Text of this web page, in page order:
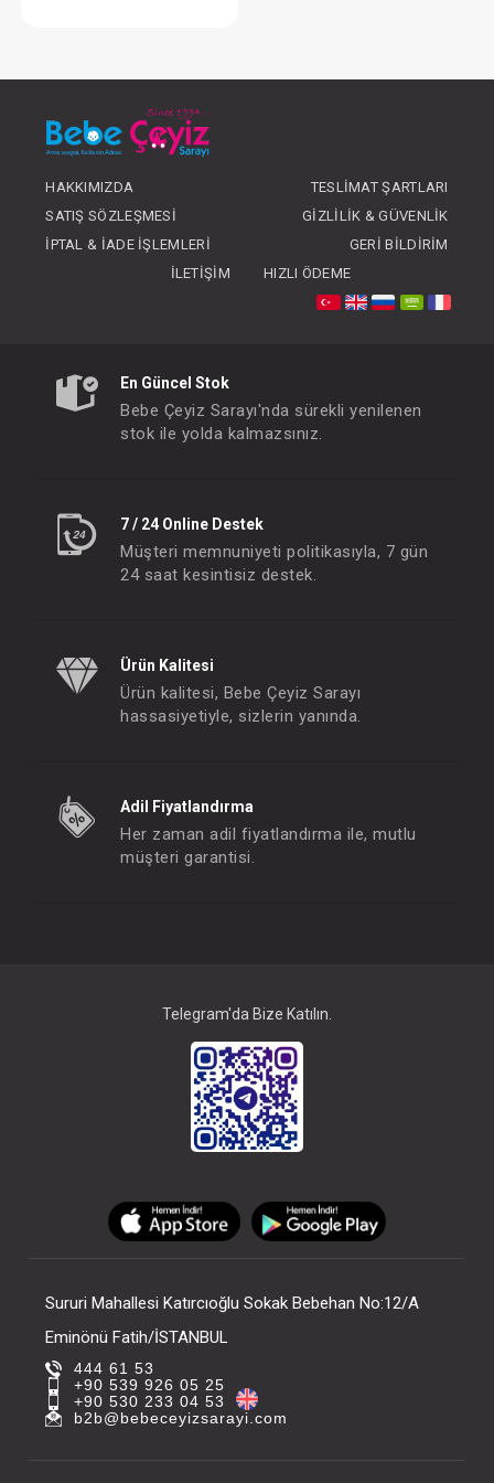
OLUNUZ
HAKKIMIZDA
TESLIMAT ŞARTLARI
SATIŞ SÖZLEŞMESI
GIZLILIK & GÜVENLIK
İPTAL & İADE İŞLEMLERI
GERI BILDIRIM
İLETIŞIM
HIZLI ÖDEME
En Güncel Stok
Bebe Çeyiz Sarayı'nda sürekli yenilenen
stok ile yolda kalmazsınız.
7 / 24 Online Destek
Müşteri memnuniyeti politikasıyla, 7 gün
24 saat kesintisiz destek.
Ürün Kalitesi
Ürün kalitesi, Bebe Çeyiz Sarayı
hassasiyetiyle, sizlerin yanında.
Adil Fiyatlandırma
Her zaman adil fiyatlandırma ile, mutlu
müşteri garantisi.
Telegram'da Bize Katılın.
Sururi Mahallesi Katırcıoğlu Sokak Bebehan No:12/A
Eminönü Fatih/İSTANBUL
444 61 53
+90 539 926 05 25
+90 530 233 04 53
b2b@bebeceyizsarayi.com